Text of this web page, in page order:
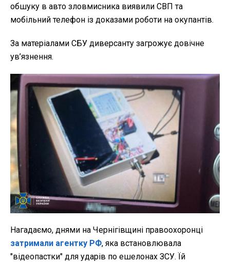
обшуку в авто зловмисника виявили СВП та
мобільний телефон із доказами роботи на окупантів.
За матеріалами СБУ диверсанту загрожує довічне
ув’язнення.
Нагадаємо, днями на Чернігівщині правоохоронці
затримали агентку РФ, яка встановлювала
"відеопастки" для ударів по ешелонах ЗСУ. Їй